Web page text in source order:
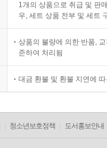
1개의 상품으로 취급 및 판
우, 세트 상품 전부 및 세트
상품의 불량에 의한 반품,
준하여 처리됨
대금 환불 및 환불 지연에
청소년보호정책 도서홍보안내